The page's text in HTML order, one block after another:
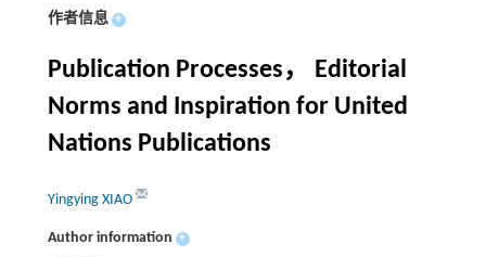
作者信息 +
Publication Processes， Editorial
Norms and Inspiration for United
Nations Publications
Yingying XIAO
Author information +